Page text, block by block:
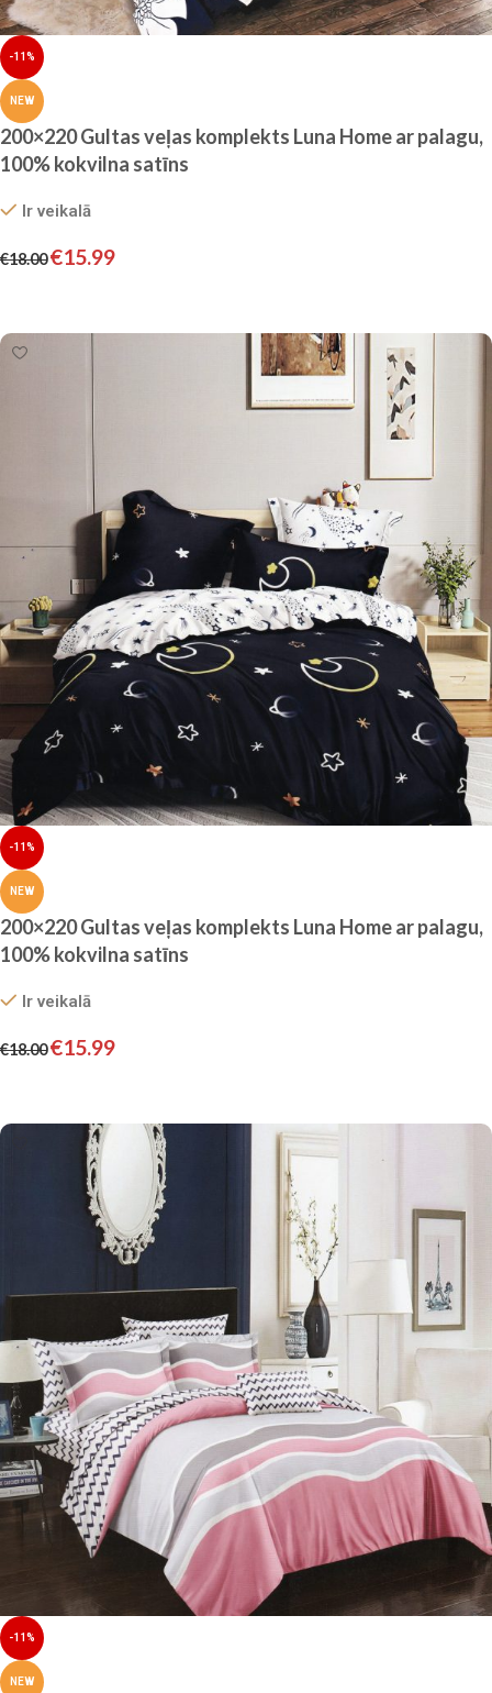
-11%
NEW
200×220 Gultas veļas komplekts Luna Home ar palagu,
100% kokvilna satīns
Ir veikalā
€18.00€15.99
-11%
NEW
200×220 Gultas veļas komplekts Luna Home ar palagu,
100% kokvilna satīns
Ir veikalā
€18.00€15.99
-11%
NEW